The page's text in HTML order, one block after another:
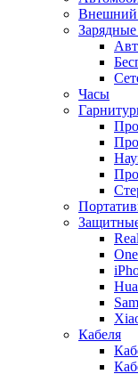
Внешний
Зарядные
Часы
Кабеля